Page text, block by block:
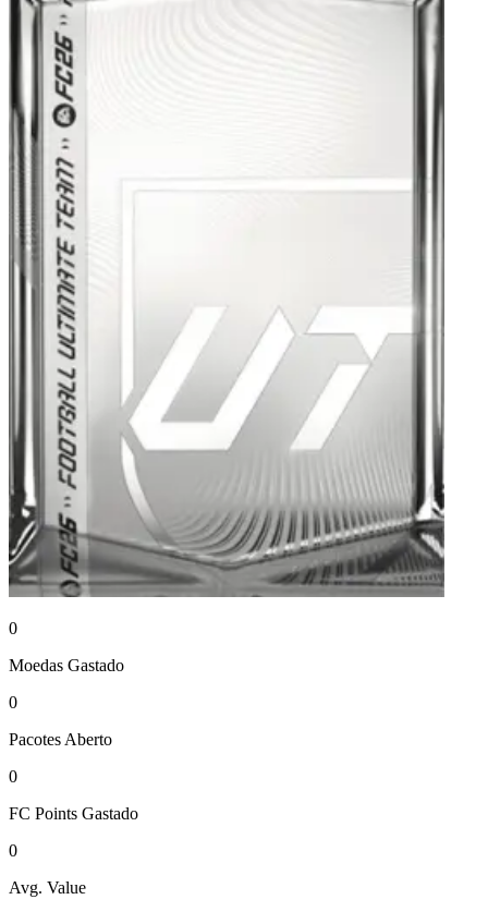
0
Moedas Gastado
0
Pacotes Aberto
0
FC Points Gastado
0
Avg. Value